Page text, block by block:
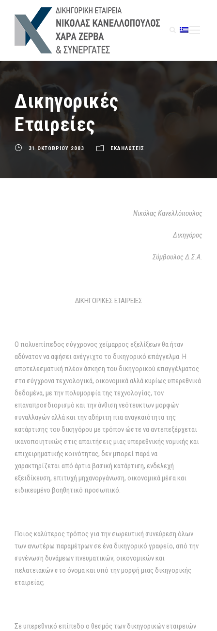
Δικηγορικές
Εταιρείες
31 ΟΚΤΩΒΡΙΟΥ 2003 ΕΚΔΗΛΩΣΕΙΣ
Νικόλας Κανελλόπουλος
Δικηγόρος
Σύμβουλος Δ.Σ.Α.
ΔΙΚΗΓΟΡΙΚΕΣ ΕΤΑΙΡΕΙΕΣ
Ο πολυεπίπεδος σύγχρονος χείμαρρος εξελίξεων θα ήταν
αδύνατον να αφήσει ανέγγιχτο το δικηγορικό επάγγελμα. Η
αποτελεσματική πλέον άσκηση του δικηγορικού επαγγέλματος
στα σύγχρονα τεχνολογικά, οικονομικά αλλά κυρίως υπερεθνικά
δεδομένα, με την πολυμορφία της τεχνολογίας, τον
επαναπροσδιορισμό και την άνθιση νεότευκτων μορφών
συναλλαγών αλλά και την αδήριτη πια αναγκαιότητα της
κατάρτισης του δικηγόρου με τρόπον ώστε να αντεπεξέρχεται
ικανοποιητικώς στις απαιτήσεις μιας υπερεθνικής νομικής και
επιχειρηματικής κοινότητας, δεν μπορεί παρά να
χαρακτηρίζεται από άρτια βασική κατάρτιση, ενδελεχή
εξειδίκευση, επιτυχή μηχανοργάνωση, οικονομικά μέσα και
ειδικευμένο βοηθητικό προσωπικό.
Ποιος καλύτερος τρόπος για την σωρευτική συνεύρεση όλων
των ανωτέρω παραμέτρων σε ένα δικηγορικό γραφείο, από την
συνένωση δυνάμεων πνευματικών, οικονομικών και
πελατειακών στο όνομα και υπό την μορφή μιας δικηγορικής
εταιρείας;
Σε υπερεθνικό επίπεδο ο θεσμός των δικηγορικών εταιρειών